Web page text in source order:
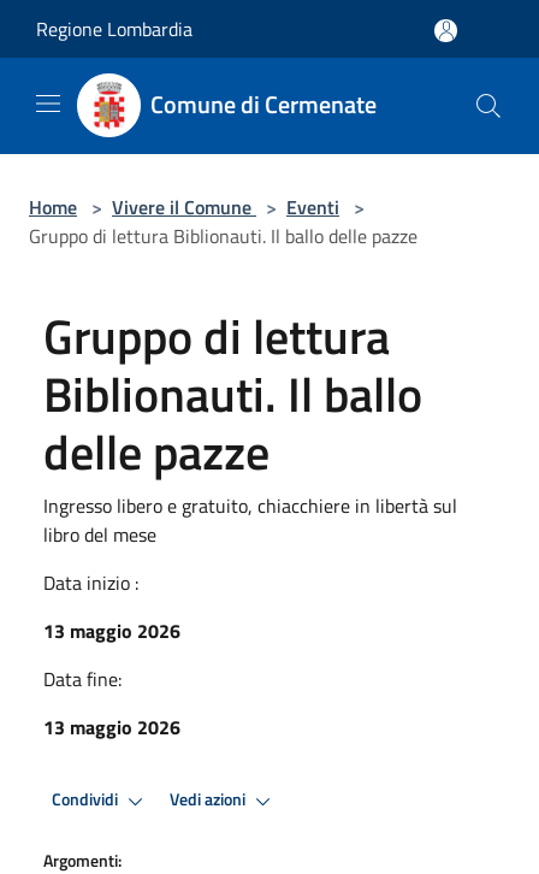
Regione Lombardia
Comune di Cermenate
Home > Vivere il Comune > Eventi >
Gruppo di lettura Biblionauti. Il ballo delle pazze
Gruppo di lettura
Biblionauti. Il ballo
delle pazze
Ingresso libero e gratuito, chiacchiere in libertà sul
libro del mese
Data inizio :
13 maggio 2026
Data fine:
13 maggio 2026
Condividi Vedi azioni
Argomenti: